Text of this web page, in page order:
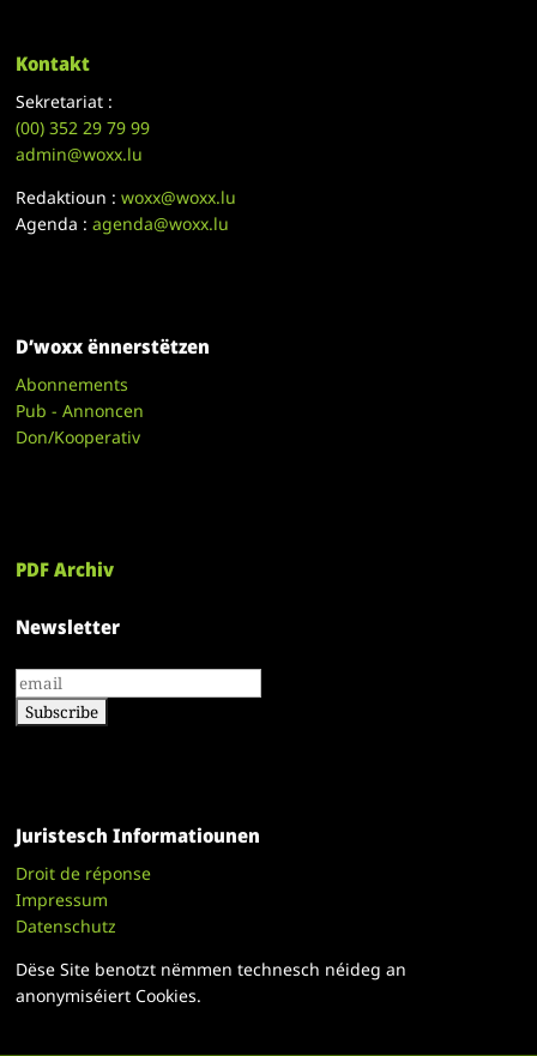
Kontakt
Sekretariat :
(00)352 29 79 99
admin@woxx.lu
Redaktioun :woxx@woxx.lu
Agenda :agenda@woxx.lu
D’woxx ënnerstëtzen
Abonnements
Pub - Annoncen
Don/Kooperativ
PDF Archiv
Newsletter
Juristesch Informatiounen
Droit de réponse
Impressum
Datenschutz
Dëse Site benotzt nëmmen technesch néideg an
anonymiséiert Cookies.